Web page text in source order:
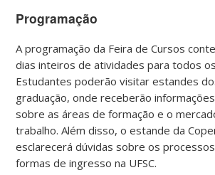
Programação
A programação da Feira de Cursos
dias inteiros de atividades para todos
Estudantes poderão visitar estandes
graduação, onde receberão
sobre as áreas de formação e o
trabalho. Além disso, o estande da
esclarecerá dúvidas sobre os
formas de ingresso na UFSC.